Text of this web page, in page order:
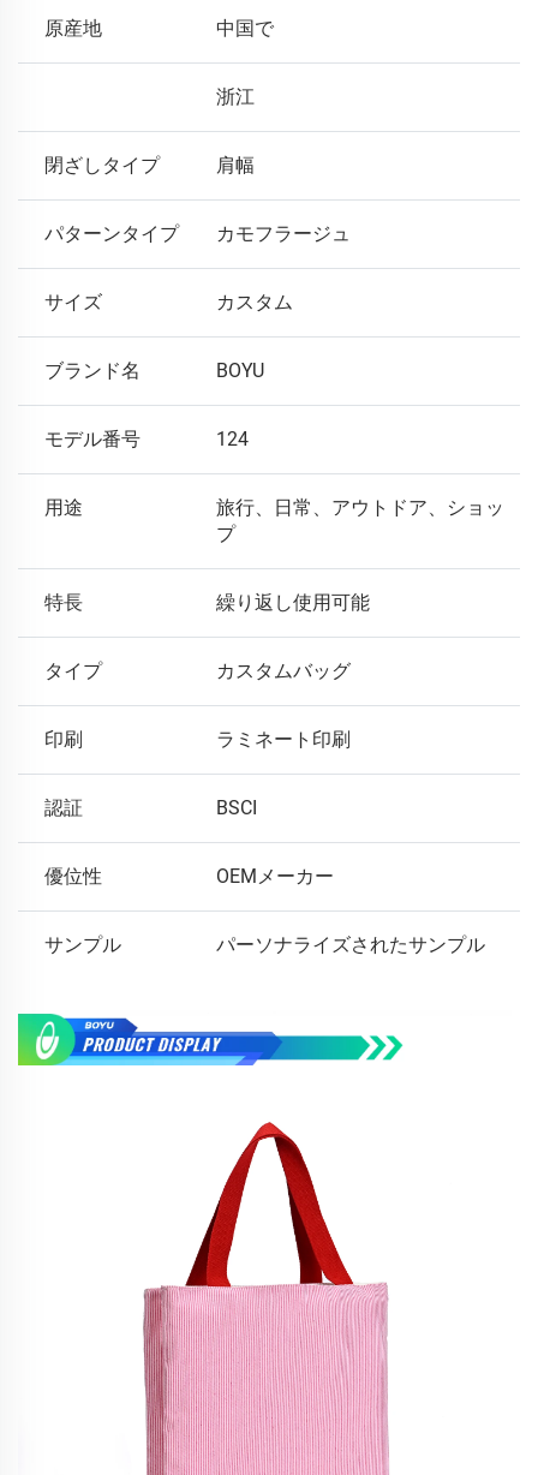
原産地 中国で
浙江
閉ざしタイプ 肩幅
パターンタイプ カモフラージュ
サイズ カスタム
ブランド名 BOYU
モデル番号 124
用途
旅行、日常、アウトドア、ショッ
プ
特長 繰り返し使用可能
タイプ カスタムバッグ
印刷 ラミネート印刷
認証 BSCI
優位性 OEMメーカー
サンプル パーソナライズされたサンプル